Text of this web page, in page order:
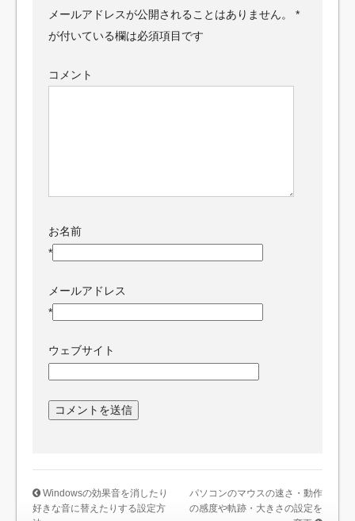
メールアドレスが公開されることはありません。
*
が付いている欄は必須項目です
コメント
お名前
*
メールアドレス
*
ウェブサイト
Windowsの効果音を消したり
好きな音に替えたりする設定方
パソコンのマウスの速さ・動作
の感度や軌跡・大きさの設定を